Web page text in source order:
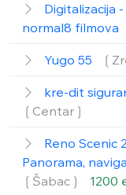
Digitalizacija
normal8 filmova
Yugo 55
kre-dit
❲Centar❳
Reno Scenic
Panorama,
❲Šabac❳
1200